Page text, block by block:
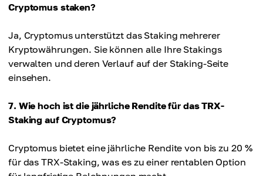
Cryptomus staken?
Ja, Cryptomus unterstützt das Staking mehrerer
Kryptowährungen. Sie können alle Ihre Stakings
verwalten und deren Verlauf auf der Staking-Seite
einsehen.
7. Wie hoch ist die jährliche Rendite für das TRX-
Staking auf Cryptomus?
Cryptomus bietet eine jährliche Rendite von bis zu 20 %
für das TRX-Staking, was es zu einer rentablen Option